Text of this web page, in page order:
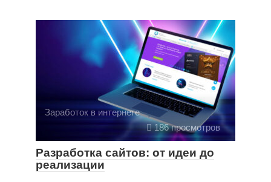
Заработок в интернете
186 просмотров
Разработка сайтов: от идеи до
реализации